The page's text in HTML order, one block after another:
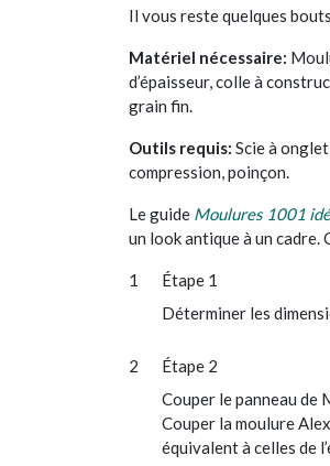
Il vous reste quelques
Matériel nécessaire:
d’épaisseur, colle à
grain fin.
Outils requis: Scie à
compression, poinçon.
Le guide Moulures 1001
un look antique à un cadre.
Étape 1
Déterminer les
Étape 2
Couper le panneau de
Couper la moulure
équivalent à celles de